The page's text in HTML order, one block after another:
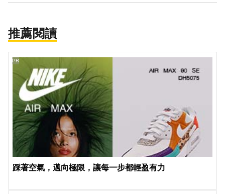
推薦閱讀
踩著空氣，邁向極限，讓每一步都輕盈有力
PR